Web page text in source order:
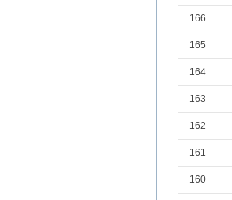
166
165
164
163
162
161
160